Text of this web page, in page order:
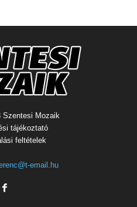
Szentesi Mozaik
tájékoztató
feltételek
email.hu